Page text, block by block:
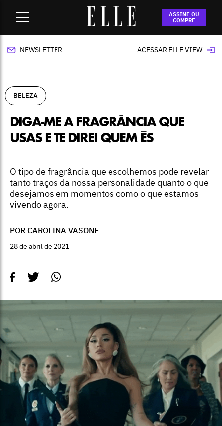
ASSINE OU
COMPRE
Diga-me a fragrância que usas e te direi
quem és
NEWSLETTER ACESSAR ELLE VIEW
BELEZA
DIGA-ME A FRAGRÂNCIA QUE
USAS E TE DIREI QUEM ÉS
O tipo de fragrância que escolhemos pode revelar
tanto traços da nossa personalidade quanto o que
desejamos em momentos como o que estamos
vivendo agora.
POR CAROLINA VASONE
28 de abril de 2021